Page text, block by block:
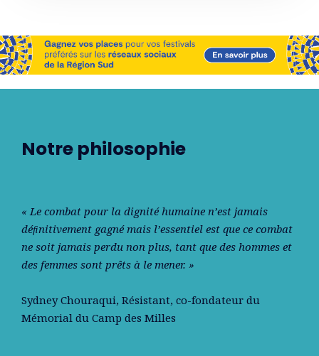
Notre philosophie
« Le combat pour la dignité humaine n’est jamais
déﬁnitivement gagné mais l’essentiel est que ce combat
ne soit jamais perdu non plus, tant que des hommes et
des femmes sont prêts à le mener. »
Sydney Chouraqui, Résistant, co-fondateur du
Mémorial du Camp des Milles